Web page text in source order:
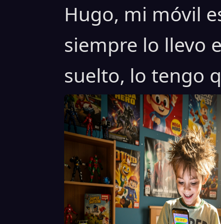
Hugo, mi móvil
siempre lo llevo
suelto, lo tengo